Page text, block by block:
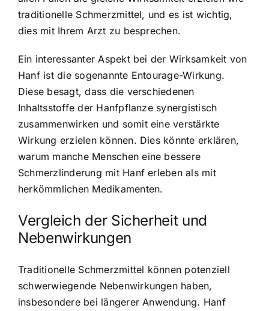
traditionelle Schmerzmittel, und es ist wichtig,
dies mit Ihrem Arzt zu besprechen.
Ein interessanter Aspekt bei der Wirksamkeit von
Hanf ist die sogenannte Entourage-Wirkung.
Diese besagt, dass die verschiedenen
Inhaltsstoffe der Hanfpflanze synergistisch
zusammenwirken und somit eine verstärkte
Wirkung erzielen können. Dies könnte erklären,
warum manche Menschen eine bessere
Schmerzlinderung mit Hanf erleben als mit
herkömmlichen Medikamenten.
Vergleich der Sicherheit und
Nebenwirkungen
Traditionelle Schmerzmittel können potenziell
schwerwiegende Nebenwirkungen haben,
insbesondere bei längerer Anwendung. Hanf